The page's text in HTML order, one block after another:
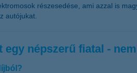
részesedése, ami azzal is
autójukat.
népszerű fiatal -